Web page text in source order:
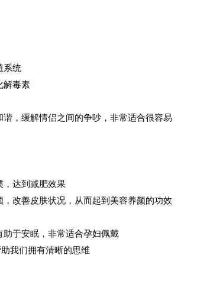
系统
解毒素
，缓解情侣之间的争吵，非常适合很容易
，达到减肥效果
改善皮肤状况，从而起到美容养颜的功效
助于安眠，非常适合孕妇佩戴
我们拥有清晰的思维